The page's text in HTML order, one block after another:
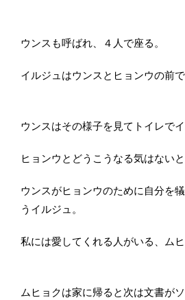
ウンスも呼ばれ、４人で座る。
イルジュはウンスとヒョンウの前
ウンスはその様子を見てトイレで
ヒョンウとどうこうなる気はないと
ウンスがヒョンウのために自分を
うイルジュ。
私には愛してくれる人がいる、ム
ムヒョクは家に帰ると次は文書が